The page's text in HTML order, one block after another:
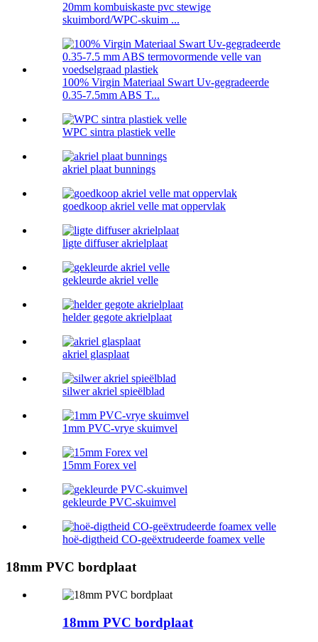
20mm kombuiskaste pvc stewige
skuimbord/WPC-skuim ...
100% Virgin Materiaal Swart Uv-gegradeerde
0.35-7.5mm ABS T...
WPC sintra plastiek velle
akriel plaat bunnings
goedkoop akriel velle mat oppervlak
ligte diffuser akrielplaat
gekleurde akriel velle
helder gegote akrielplaat
akriel glasplaat
silwer akriel spieëlblad
1mm PVC-vrye skuimvel
15mm Forex vel
gekleurde PVC-skuimvel
hoë-digtheid CO-geëxtrudeerde foamex velle
18mm PVC bordplaat
18mm PVC bordplaat